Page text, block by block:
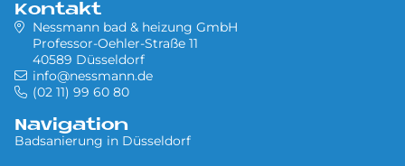
Kontakt
Nessmann bad & heizung GmbH
Professor-Oehler-Straße 11
40589 Düsseldorf
info@nessmann.de
(02 11) 99 60 80
Navigation
Badsanierung in Düsseldorf